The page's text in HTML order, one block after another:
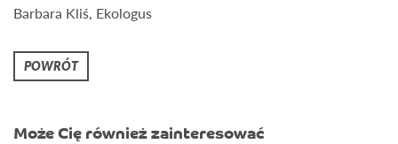
Barbara Kliś, Ekologus
POWRÓT
Może Cię również zainteresować